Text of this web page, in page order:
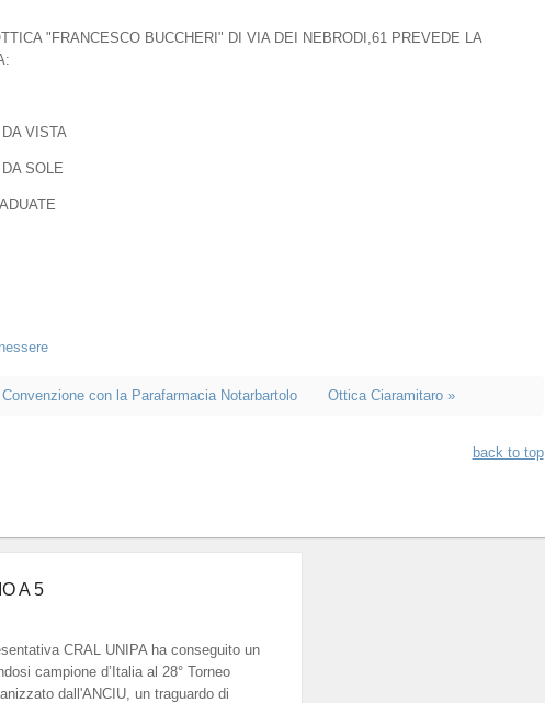
"FRANCESCO BUCCHERI" DI VIA DEI NEBRODI,61 PREVEDE LA
VISTA
SOLE
con la Parafarmacia Notarbartolo Ottica Ciaramitaro »
back to top
A 5
CRAL UNIPA ha conseguito un
campione d’Italia al 28° Torneo
dall'ANCIU, un traguardo di